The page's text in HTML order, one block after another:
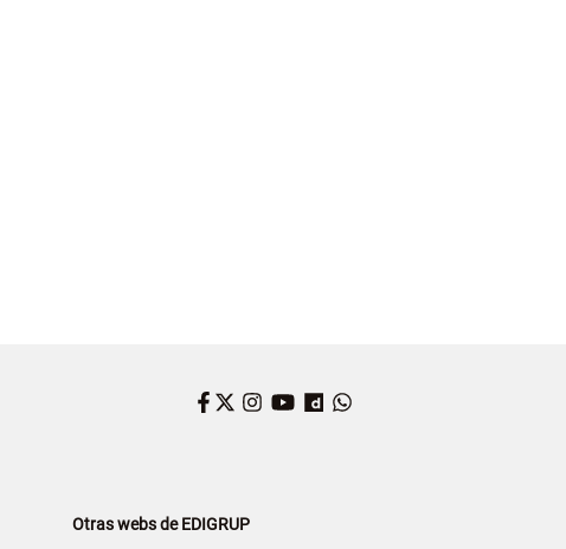
Facebook
Twitter
Instagram
YouTube
Dailymotion
Otras webs de EDIGRUP